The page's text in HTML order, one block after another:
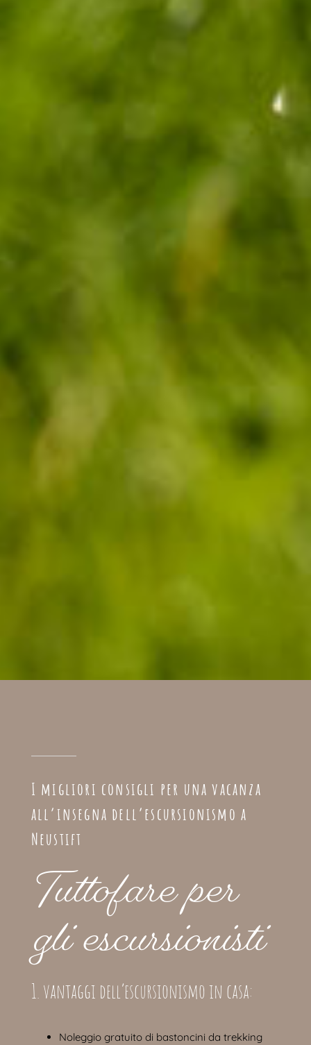
I migliori consigli per una vacanza
all’insegna dell’escursionismo a
Neustift
Tuttofare per
gli escursionisti
1. vantaggi dell’escursionismo in casa:
Noleggio gratuito di bastoncini da trekking